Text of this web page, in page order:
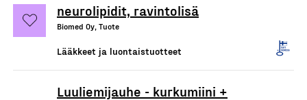
neurolipidit, ravintolisä
Biomed Oy, Tuote
Lääkkeet ja luontaistuotteet
Luuliemijauhe - kurkumiini +